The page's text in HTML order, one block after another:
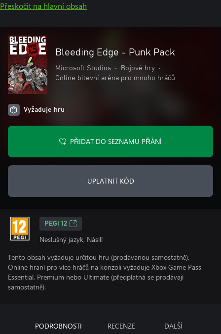
Přeskočit na hlavní obsah
Bleeding Edge - Punk Pack
Microsoft Studios • Bojové hry
•
Online bitevní aréna pro mnoho hráčů
Vyžaduje hru
PŘIDAT DO SEZNAMU PŘÁNÍ
UPLATNIT KÓD
PEGI 12
Neslušný jazyk, Násilí
Tento obsah vyžaduje určitou hru (prodávanou samostatně).
Online hraní pro více hráčů na konzoli vyžaduje Xbox Game Pass
Essential, Premium nebo Ultimate (předplatná se prodávají
samostatně).
PODROBNOSTI RECENZE DALŠÍ